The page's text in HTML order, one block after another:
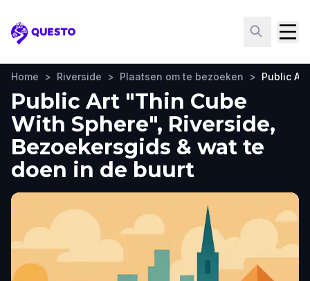
Questo
Home > Riverside > Plaatsen om te bezoeken > Public
Public Art "Thin Cube
With Sphere", Riverside,
Bezoekersgids & wat te
doen in de buurt